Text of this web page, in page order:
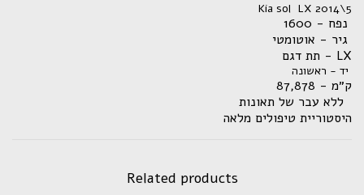
Kia sol LX 2014\5
תת דגם - LX
ק״מ - 87,878
היסטוריית טיפולים מלאה
Related products